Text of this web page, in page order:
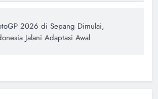
2026 di Sepang Dimulai,
Jalani Adaptasi Awal